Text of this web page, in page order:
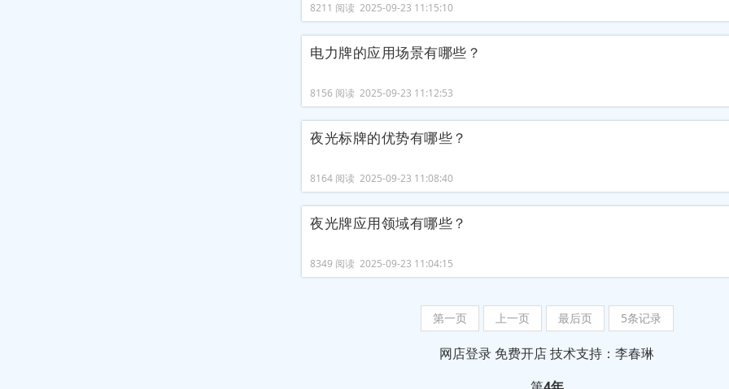
8211 阅读 2025-09-23 11:15:10
电力牌的应用场景有哪些？
8156 阅读 2025-09-23 11:12:53
夜光标牌的优势有哪些？
8164 阅读 2025-09-23 11:08:40
夜光牌应用领域有哪些？
8349 阅读 2025-09-23 11:04:15
第一页 上一页 最后页 5条记录
网店登录 免费开店技术支持：李春琳